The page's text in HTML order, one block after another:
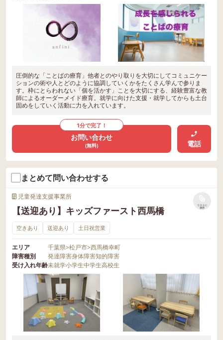
圧倒的な「ことばの療育」他者とのやり取りを大切にしてコミュニケー
ションの術や人とどのように協調していくかをたくさん学んで参りま
す。枠にとらわれない「個を活かす」ことを大切にする、経験豊富な教
師によるオーダーメイド療育。就学に向けた支援・就学してからも土台
固めをしていく活動に力を入れています。
1分で完了！
お問い合わせ
(無料) 電話
まとめて問い合わせする
児童発達支援事業所
【送迎あり】キッズファースト西馬橋
リストに
保存
空きあり 送迎あり 土日祝営業
エリア 千葉県>松戸市>西馬橋幸町
障害種別
発達障害身体障害知的障害
受け入れ年齢未就学小学生中学生高校生